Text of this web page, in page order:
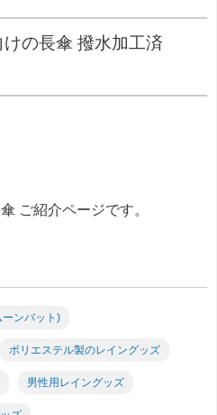
の長傘 撥水加工済
ご紹介ページです。
ーンバット)
ポリエステル製のレイングッズ
男性用レイングッズ